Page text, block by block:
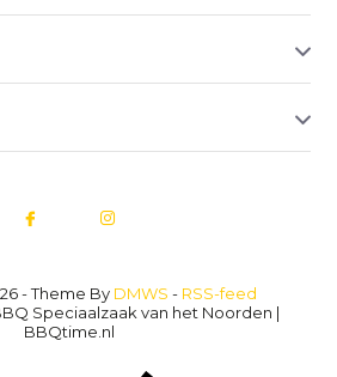
- Theme By DMWS - RSS-feed
Speciaalzaak van het Noorden |
BBQtime.nl